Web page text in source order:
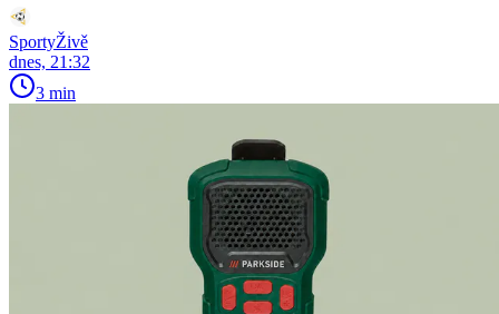
SportyŽivě
dnes, 21:32
3 min